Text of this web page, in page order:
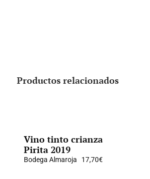
Productos relacionados
Vino tinto crianza
Pirita 2019
Bodega Almaroja 17,70€